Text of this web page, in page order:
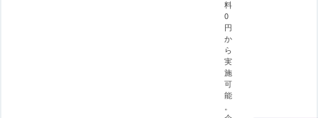
料
0
円
か
ら
実
施
可
能
。